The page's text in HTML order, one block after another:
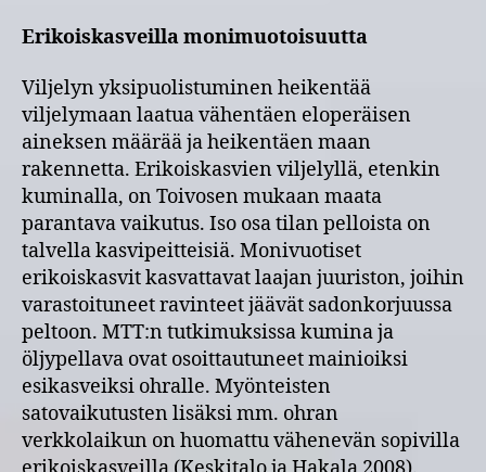
Erikoiskasveilla monimuotoisuutta
Viljelyn yksipuolistuminen heikentää
viljelymaan laatua vähentäen eloperäisen
aineksen määrää ja heikentäen maan
rakennetta. Erikoiskasvien viljelyllä, etenkin
kuminalla, on Toivosen mukaan maata
parantava vaikutus. Iso osa tilan pelloista on
talvella kasvipeitteisiä. Monivuotiset
erikoiskasvit kasvattavat laajan juuriston, joihin
varastoituneet ravinteet jäävät sadonkorjuussa
peltoon. MTT:n tutkimuksissa kumina ja
öljypellava ovat osoittautuneet mainioiksi
esikasveiksi ohralle. Myönteisten
satovaikutusten lisäksi mm. ohran
verkkolaikun on huomattu vähenevän sopivilla